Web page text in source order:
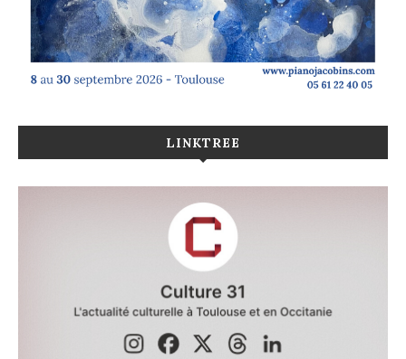
LINKTREE